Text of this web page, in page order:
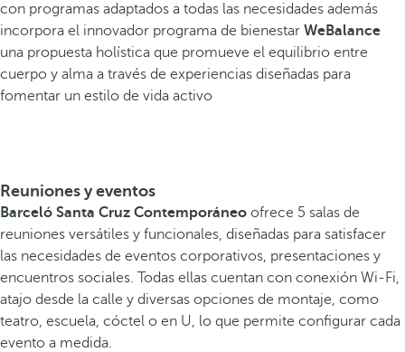
con programas adaptados a todas las necesidades además
incorpora el innovador programa de bienestar WeBalance
una propuesta holística que promueve el equilibrio entre
cuerpo y alma a través de experiencias diseñadas para
fomentar un estilo de vida activo
Reuniones y eventos
Barceló Santa Cruz Contemporáneo ofrece 5 salas de
reuniones versátiles y funcionales, diseñadas para satisfacer
las necesidades de eventos corporativos, presentaciones y
encuentros sociales. Todas ellas cuentan con conexión Wi-Fi,
atajo desde la calle y diversas opciones de montaje, como
teatro, escuela, cóctel o en U, lo que permite configurar cada
evento a medida.